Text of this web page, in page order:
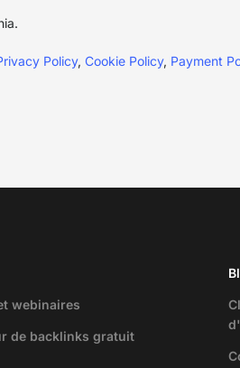
Policy, Cookie Policy, Payment
webinaires
de backlinks gratuit